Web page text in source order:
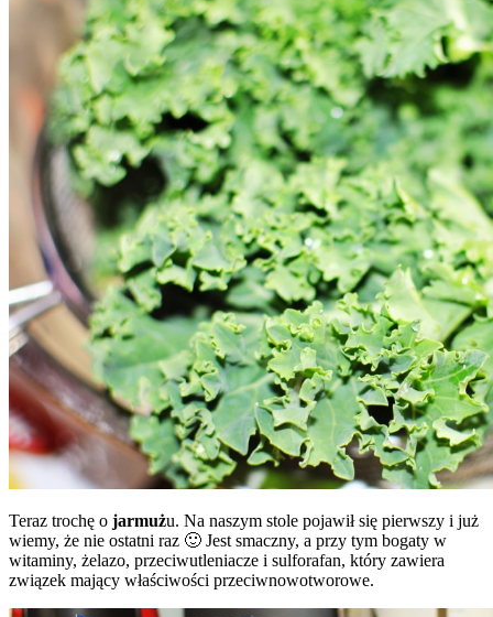
Teraz trochę o jarmużu. Na naszym stole pojawił się pierwszy i już
wiemy, że nie ostatni raz 🙂 Jest smaczny, a przy tym bogaty w
witaminy, żelazo, przeciwutleniacze i sulforafan, który zawiera
związek mający właściwości przeciwnowotworowe.